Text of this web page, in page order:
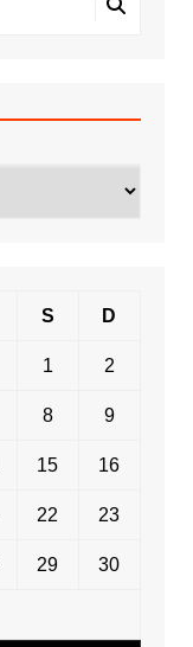
S D
1 2
8 9
15 16
22 23
29 30